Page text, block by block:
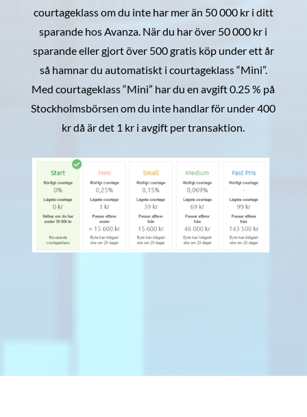
courtageklass om du inte har mer än 50 000 kr i ditt
sparande hos Avanza. När du har över 50 000 kr i
sparande eller gjort över 500 gratis köp under ett år
så hamnar du automatiskt i courtageklass “Mini”.
Med courtageklass “Mini” har du en avgift 0.25 % på
Stockholmsbörsen om du inte handlar för under 400
kr då är det 1 kr i avgift per transaktion.